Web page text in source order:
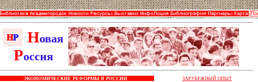
Новая
Россия
ЭКОНОМИЧЕСКИЕ РЕФОРМЫ В РОССИИ ЗАРУБЕЖНЫЙ ОПЫТ